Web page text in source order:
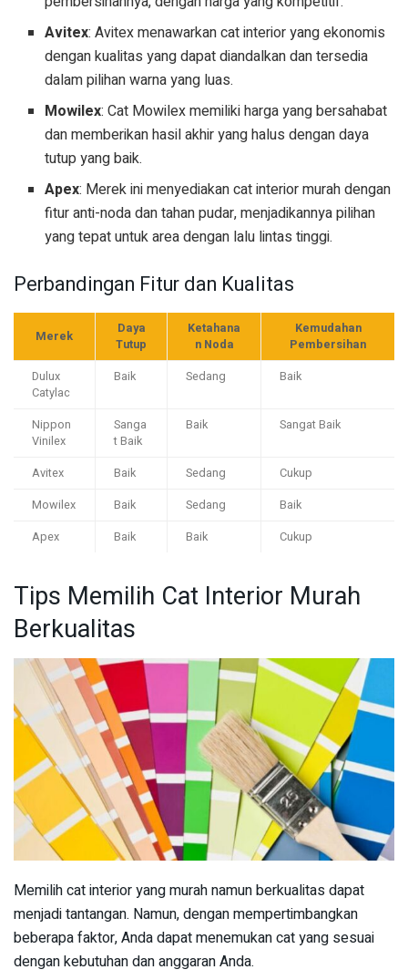
Avitex: Avitex menawarkan cat interior yang ekonomis
dengan kualitas yang dapat diandalkan dan tersedia
dalam pilihan warna yang luas.
Mowilex: Cat Mowilex memiliki harga yang bersahabat
dan memberikan hasil akhir yang halus dengan daya
tutup yang baik.
Apex: Merek ini menyediakan cat interior murah dengan
fitur anti-noda dan tahan pudar, menjadikannya pilihan
yang tepat untuk area dengan lalu lintas tinggi.
Perbandingan Fitur dan Kualitas
Merek
Daya
Tutup
Ketahana
n Noda
Kemudahan
Pembersihan
Dulux
Catylac
Baik Sedang Baik
Nippon
Vinilex
Sanga
t Baik
Baik Sangat Baik
Avitex Baik Sedang
Cukup
Mowilex
Baik Sedang
Baik
Apex
Baik Baik Cukup
Tips Memilih Cat Interior Murah
Berkualitas
Memilih cat interior yang murah namun berkualitas dapat
menjadi tantangan. Namun, dengan mempertimbangkan
beberapa faktor, Anda dapat menemukan cat yang sesuai
dengan kebutuhan dan anggaran Anda.